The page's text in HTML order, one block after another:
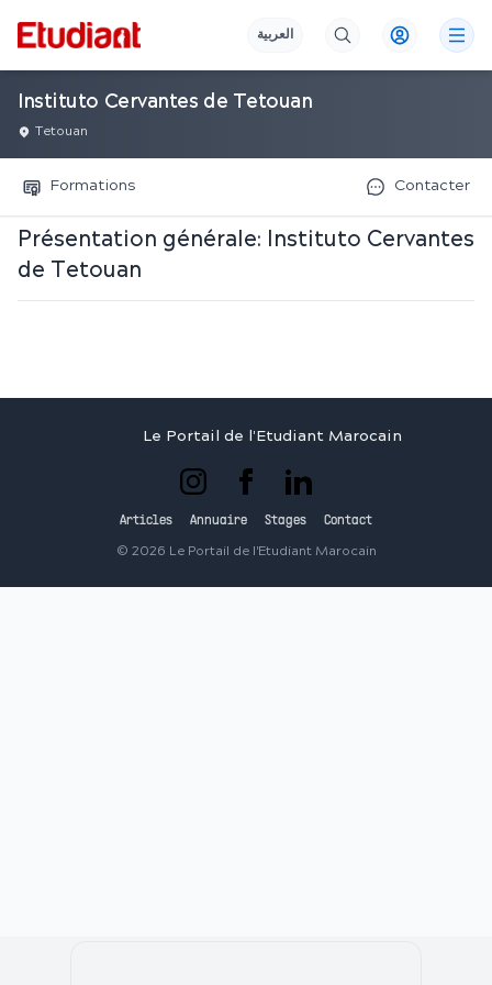
العربية
Instituto Cervantes de Tetouan
Tetouan
Formations Contacter
Présentation générale: Instituto Cervantes
de Tetouan
Le Portail de l'Etudiant Marocain
Articles Annuaire Stages Contact
© 2026 Le Portail de l'Etudiant Marocain